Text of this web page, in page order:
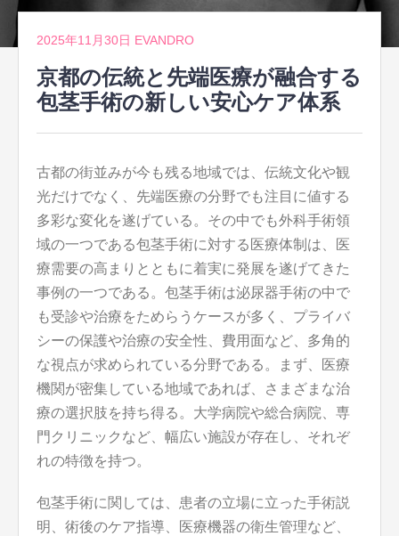
2025年11月30日 EVANDRO
京都の伝統と先端医療が融合する
包茎手術の新しい安心ケア体系
古都の街並みが今も残る地域では、伝統文化や観
光だけでなく、先端医療の分野でも注目に値する
多彩な変化を遂げている。 その中でも外科手術領
域の一つである包茎手術に対する医療体制は、医
療需要の高まりとともに着実に発展を遂げてきた
事例の一つである。包茎手術は泌尿器手術の中で
も受診や治療をためらうケースが多く、プライバ
シーの保護や治療の安全性、費用面など、多角的
な視点が求められている分野である。まず、医療
機関が密集している地域であれば、さまざまな治
療の選択肢を持ち得る。大学病院や総合病院、専
門クリニックなど、幅広い施設が存在し、それぞ
れの特徴を持つ。
包茎手術に関しては、患者の立場に立った手術説
明、術後のケア指導、医療機器の衛生管理など、